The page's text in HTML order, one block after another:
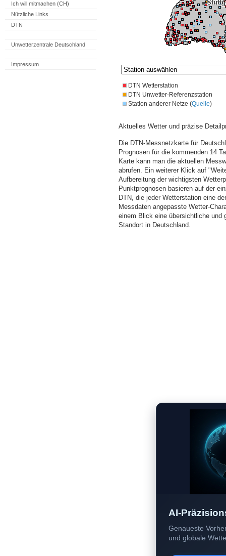
Ich will mitmachen (CH)
Nützliche Links
DTN
Unwetterzentrale Deutschland
Impressum
DTN Wetterstation
DTN Unwetter-Referenzstation
Station anderer Netze (Quelle)
Aktuelles Wetter und präzise
Die DTN-Messnetzkarte für
Prognosen für die kommenden 14
Karte kann man die aktuellen
abrufen. Ein weiterer Klick auf
Aufbereitung der wichtigsten
Punktprognosen basieren auf der
DTN, die jeder Wetterstation eine
Messdaten angepasste Wetter-
einem Blick eine übersichtliche und
Standort in Deutschland.
AI-
Genaueste
und globale